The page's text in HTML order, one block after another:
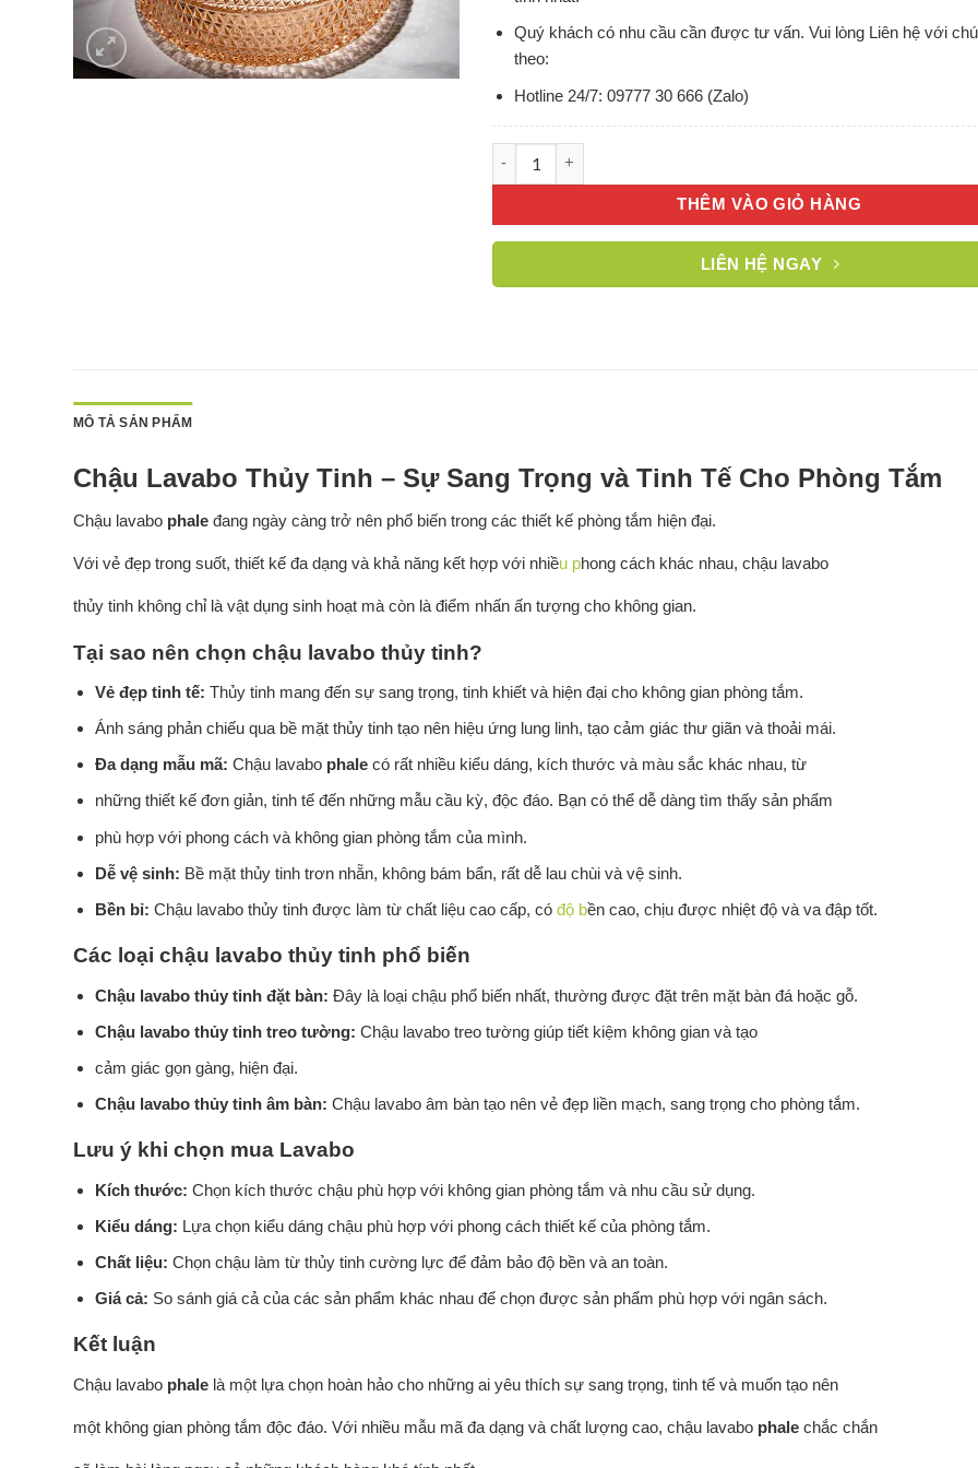
Quý khách có nhu cầu cần được tư vấn. Vui lòng Liên hệ với
theo:
Hotline 24/7: 09777 30 666 (Zalo)
THÊM VÀO GIỎ HÀNG
LIÊN HỆ NGAY
MÔ TẢ SẢN PHẨM
Chậu Lavabo Thủy Tinh – Sự Sang Trọng và Tinh Tế Cho Phòng Tắm
Chậu lavabo phale đang ngày càng trở nên phổ biến trong các thiết kế phòng tắm hiện đại.
Với vẻ đẹp trong suốt, thiết kế đa dạng và khả năng kết hợp với nhiều phong cách khác nhau, chậu lavabo
thủy tinh không chỉ là vật dụng sinh hoạt mà còn là điểm nhấn ấn tượng cho không gian.
Tại sao nên chọn chậu lavabo thủy tinh?
Vẻ đẹp tinh tế: Thủy tinh mang đến sự sang trọng, tinh khiết và hiện đại cho không gian phòng tắm.
Ánh sáng phản chiếu qua bề mặt thủy tinh tạo nên hiệu ứng lung linh, tạo cảm giác thư giãn và thoải mái.
Đa dạng mẫu mã: Chậu lavabo phalecó rất nhiều kiểu dáng, kích thước và màu sắc khác nhau, từ
những thiết kế đơn giản, tinh tế đến những mẫu cầu kỳ, độc đáo. Bạn có thể dễ dàng tìm thấy sản phẩm
phù hợp với phong cách và không gian phòng tắm của mình.
Dễ vệ sinh: Bề mặt thủy tinh trơn nhẵn, không bám bẩn, rất dễ lau chùi và vệ sinh.
Bền bỉ: Chậu lavabo thủy tinh được làm từ chất liệu cao cấp, có độ bền cao, chịu được nhiệt độ và va đập tốt.
Các loại chậu lavabo thủy tinh phổ biến
Chậu lavabo thủy tinh đặt bàn: Đây là loại chậu phổ biến nhất, thường được đặt trên mặt bàn đá hoặc gỗ.
Chậu lavabo thủy tinh treo tường: Chậu lavabo treo tường giúp tiết kiệm không gian và tạo
cảm giác gọn gàng, hiện đại.
Chậu lavabo thủy tinh âm bàn: Chậu lavabo âm bàn tạo nên vẻ đẹp liền mạch, sang trọng cho phòng tắm.
Lưu ý khi chọn mua Lavabo
Kích thước: Chọn kích thước chậu phù hợp với không gian phòng tắm và nhu cầu sử dụng.
Kiểu dáng: Lựa chọn kiểu dáng chậu phù hợp với phong cách thiết kế của phòng tắm.
Chất liệu: Chọn chậu làm từ thủy tinh cường lực để đảm bảo độ bền và an toàn.
Giá cả: So sánh giá cả của các sản phẩm khác nhau để chọn được sản phẩm phù hợp với ngân sách.
Kết luận
Chậu lavabo phale là một lựa chọn hoàn hảo cho những ai yêu thích sự sang trọng, tinh tế và muốn tạo nên
một không gian phòng tắm độc đáo. Với nhiều mẫu mã đa dạng và chất lượng cao, chậu lavabo phale chắc chắn